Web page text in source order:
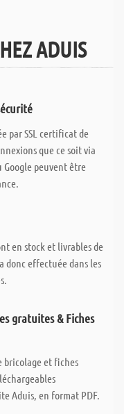
ADUIS
par SSL certificat de
que ce soit via
Google peuvent être
en stock et livrables de
donc effectuée dans les
gratuites & Fiches
bricolage et fiches
Aduis, en format PDF.